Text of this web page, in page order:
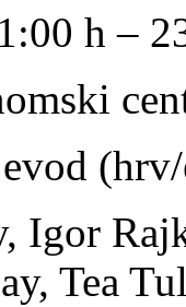
h –
Igor
Tea